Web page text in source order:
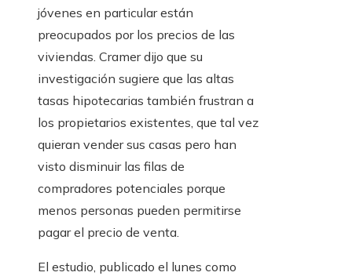
jóvenes en particular están
preocupados por los precios de las
viviendas. Cramer dijo que su
investigación sugiere que las altas
tasas hipotecarias también frustran a
los propietarios existentes, que tal vez
quieran vender sus casas pero han
visto disminuir las filas de
compradores potenciales porque
menos personas pueden permitirse
pagar el precio de venta.
El estudio, publicado el lunes como